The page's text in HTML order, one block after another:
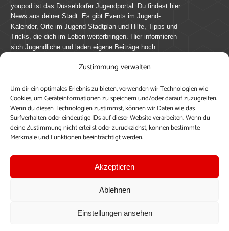
Zustimmung verwalten
Um dir ein optimales Erlebnis zu bieten, verwenden wir Technologien wie
Cookies, um Geräteinformationen zu speichern und/oder darauf zuzugreifen.
Wenn du diesen Technologien zustimmst, können wir Daten wie das
Surfverhalten oder eindeutige IDs auf dieser Website verarbeiten. Wenn du
deine Zustimmung nicht erteilst oder zurückziehst, können bestimmte
Merkmale und Funktionen beeinträchtigt werden.
Akzeptieren
Ablehnen
Einstellungen ansehen
youpod ist das Düsseldorfer Jugendportal. Du findest hier
News aus deiner Stadt. Es gibt Events im Jugend-
Kalender, Orte im Jugend-Stadtplan und Hilfe, Tipps und
Tricks, die dich im Leben weiterbringen. Hier informieren
sich Jugendliche und laden eigene Beiträge hoch.
Mach mit bei youpod.de!
youpod.de lebt von Menschen wie dir. Sammel
journalistische Erfahrung, teile deine Perspektive und
veröffentliche deine Beiträge auf youpod.de.Du musst
dich anmelden, um alle Funktionen nutzen zu können, ein
Profil anzulegen, eigene Beiträge hochzuladen und zu
Einloggen